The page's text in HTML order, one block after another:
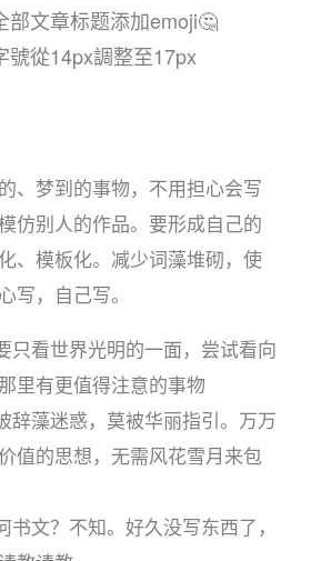
部文章标题添加emoji🤔
號從14px調整至17px
、梦到的事物，不用担心会写
仿别人的作品。要形成自己的
、模板化。减少词藻堆砌，使
写，自己写。
只看世界光明的一面，尝试看向
里有更值得注意的事物
辞藻迷惑，莫被华丽指引。万万
值的思想，无需风花雪月来包
书文？不知。好久没写东西了，